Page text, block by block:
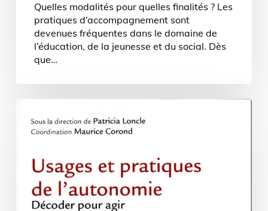
Quelles modalités pour quelles finalités ? Les
pratiques d’accompagnement sont
devenues fréquentes dans le domaine de
l’éducation, de la jeunesse et du social. Dès
que…
pratiques
l’autonomie